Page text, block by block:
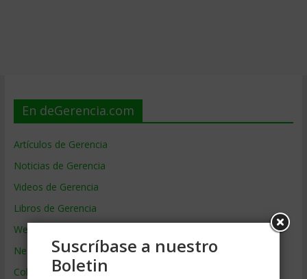
En deGerencia.com
Artículos de Gerencia
Noticias de Gerencia
Videos de Gerencia
Libros de Gerencia
Webs de Gerencia
Negocios por País
Colaboradores de Gerencia
Suscríbase a nuestro
Boletin